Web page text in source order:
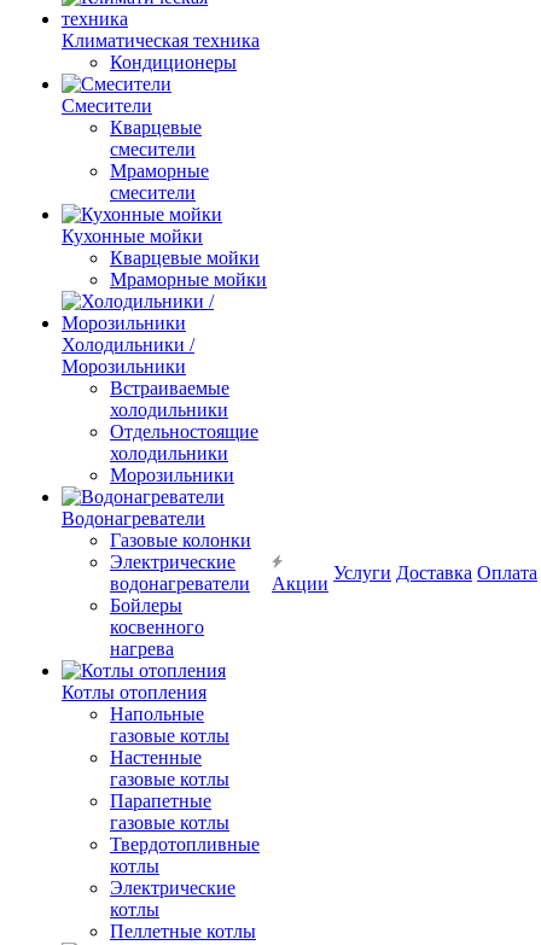
Климатическая техника
Кондиционеры
Смесители
Кварцевые
смесители
Мраморные
смесители
Кухонные мойки
Кварцевые мойки
Мраморные мойки
Холодильники /
Морозильники
Встраиваемые
холодильники
Отдельностоящие
холодильники
Морозильники
Водонагреватели
Газовые колонки
Электрические
водонагреватели
Бойлеры
косвенного
нагрева
Котлы отопления
Напольные
газовые котлы
Настенные
газовые котлы
Парапетные
газовые котлы
Твердотопливные
котлы
Электрические
котлы
Пеллетные котлы
Акции
Услуги Доставка Оплата